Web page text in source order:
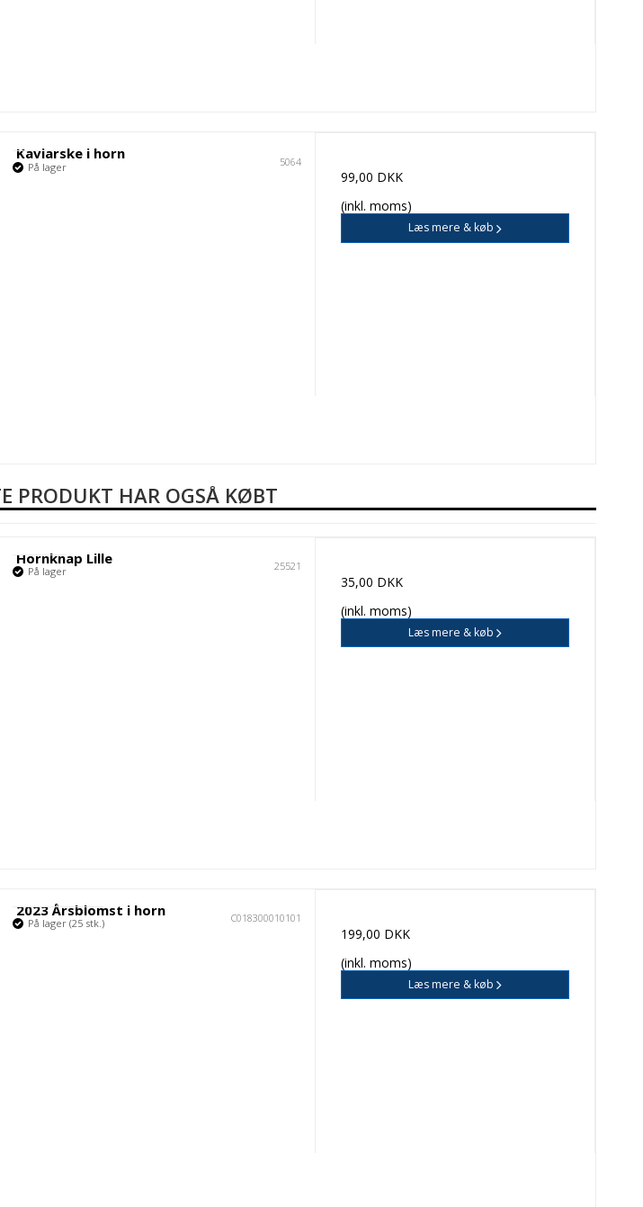
Kaviarske i horn 5064
På lager
99,00 DKK
(inkl. moms)
Læs mere & køb
PRODUKT HAR OGSÅ KØBT
Hornknap Lille 25521
På lager
35,00 DKK
(inkl. moms)
Læs mere & køb
2023 Årsblomst i horn C018300010101
På lager (25 stk.)
199,00 DKK
(inkl. moms)
Læs mere & køb